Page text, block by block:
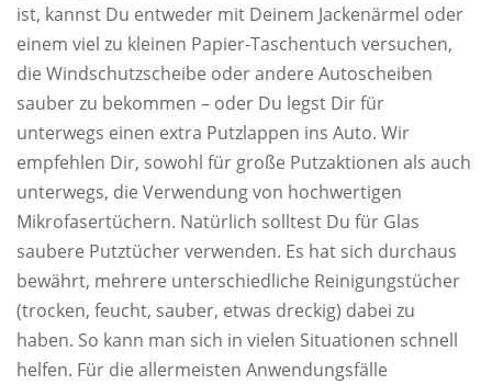
ist, kannst Du entweder mit Deinem Jackenärmel oder
einem viel zu kleinen Papier-Taschentuch versuchen,
die Windschutzscheibe oder andere Autoscheiben
sauber zu bekommen – oder Du legst Dir für
unterwegs einen extra Putzlappen ins Auto. Wir
empfehlen Dir, sowohl für große Putzaktionen als auch
unterwegs, die Verwendung von hochwertigen
Mikrofasertüchern. Natürlich solltest Du für Glas
saubere Putztücher verwenden. Es hat sich durchaus
bewährt, mehrere unterschiedliche Reinigungstücher
(trocken, feucht, sauber, etwas dreckig) dabei zu
haben. So kann man sich in vielen Situationen schnell
helfen. Für die allermeisten Anwendungsfälle